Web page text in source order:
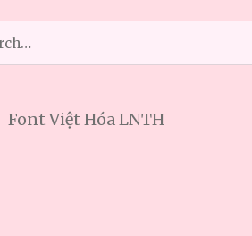
Font Việt Hóa LNTH